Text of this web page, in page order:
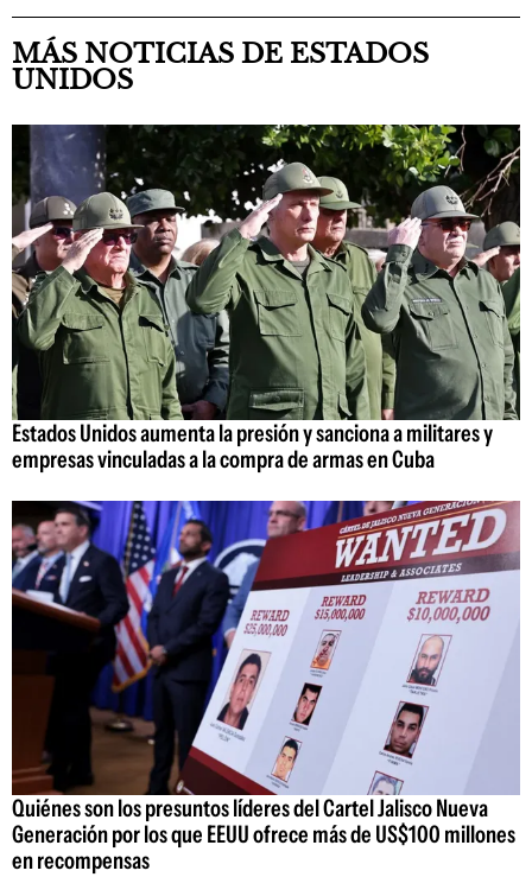
MÁS NOTICIAS DE ESTADOS
UNIDOS
Estados Unidos aumenta la presión y sanciona a militares y
empresas vinculadas a la compra de armas en Cuba
Quiénes son los presuntos líderes del Cartel Jalisco Nueva
Generación por los que EEUU ofrece más de US$100 millones
en recompensas